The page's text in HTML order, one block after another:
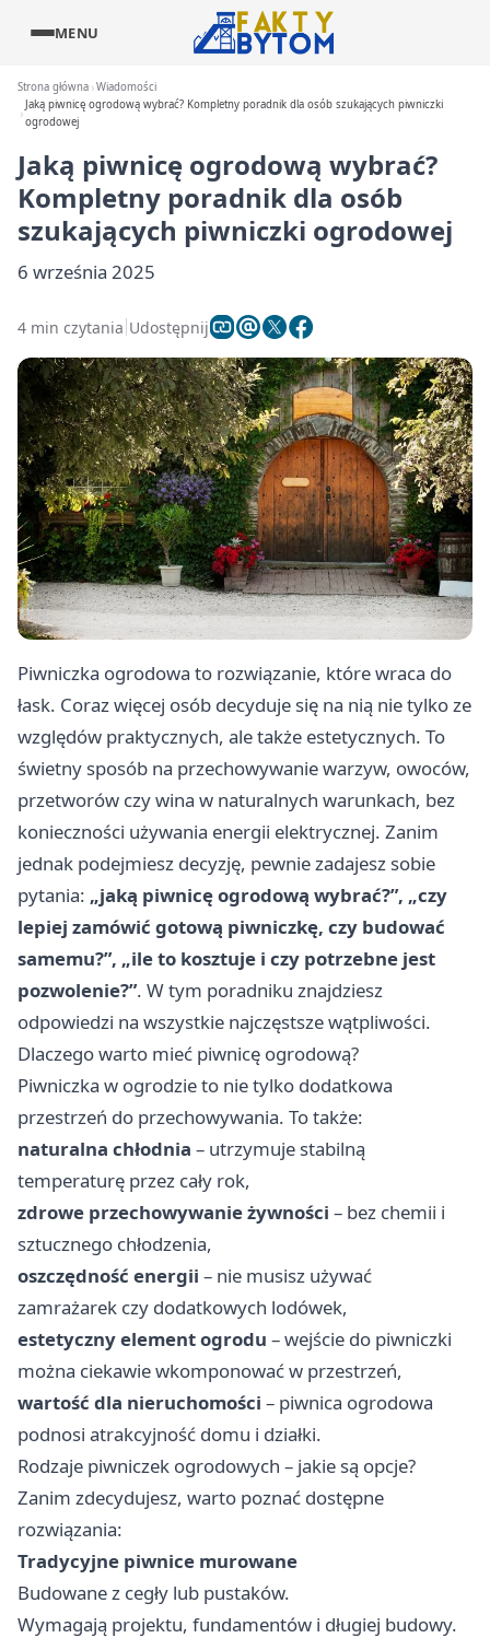
MENU
Strona główna Wiadomości
Jaką piwnicę ogrodową wybrać? Kompletny poradnik dla osób szukających piwniczki
ogrodowej
Jaką piwnicę ogrodową wybrać?
Kompletny poradnik dla osób
szukających piwniczki ogrodowej
6 września 2025
4 min czytania Udostępnij
Piwniczka ogrodowa to rozwiązanie, które wraca do
łask. Coraz więcej osób decyduje się na nią nie tylko ze
względów praktycznych, ale także estetycznych. To
świetny sposób na przechowywanie warzyw, owoców,
przetworów czy wina w naturalnych warunkach, bez
konieczności używania energii elektrycznej. Zanim
jednak podejmiesz decyzję, pewnie zadajesz sobie
pytania: „jaką piwnicę ogrodową wybrać?”, „czy
lepiej zamówić gotową piwniczkę, czy budować
samemu?”, „ile to kosztuje i czy potrzebne jest
pozwolenie?”. W tym poradniku znajdziesz
odpowiedzi na wszystkie najczęstsze wątpliwości.
Dlaczego warto mieć piwnicę ogrodową?
Piwniczka w ogrodzie to nie tylko dodatkowa
przestrzeń do przechowywania. To także:
naturalna chłodnia – utrzymuje stabilną
temperaturę przez cały rok,
zdrowe przechowywanie żywności – bez chemii i
sztucznego chłodzenia,
oszczędność energii – nie musisz używać
zamrażarek czy dodatkowych lodówek,
estetyczny element ogrodu – wejście do piwniczki
można ciekawie wkomponować w przestrzeń,
wartość dla nieruchomości – piwnica ogrodowa
podnosi atrakcyjność domu i działki.
Rodzaje piwniczek ogrodowych – jakie są opcje?
Zanim zdecydujesz, warto poznać dostępne
rozwiązania:
Tradycyjne piwnice murowane
Budowane z cegły lub pustaków.
Wymagają projektu, fundamentów i długiej budowy.